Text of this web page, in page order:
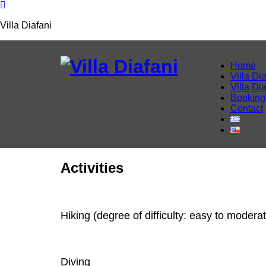
Villa Diafani
Home
Villa
Villa
Booking
Contact
Activities
Hiking (degree of difficulty: easy to
Diving